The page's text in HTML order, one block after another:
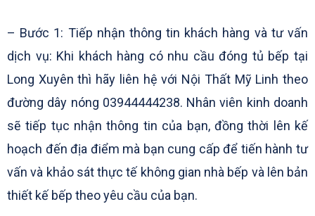
– Bước 1: Tiếp nhận thông tin khách hàng và tư vấn
dịch vụ: Khi khách hàng có nhu cầu đóng tủ bếp tại
Long Xuyên thì hãy liên hệ với Nội Thất Mỹ Linh theo
đường dây nóng 03944444238. Nhân viên kinh doanh
sẽ tiếp tục nhận thông tin của bạn, đồng thời lên kế
hoạch đến địa điểm mà bạn cung cấp để tiến hành tư
vấn và khảo sát thực tế không gian nhà bếp và lên bản
thiết kế bếp theo yêu cầu của bạn.